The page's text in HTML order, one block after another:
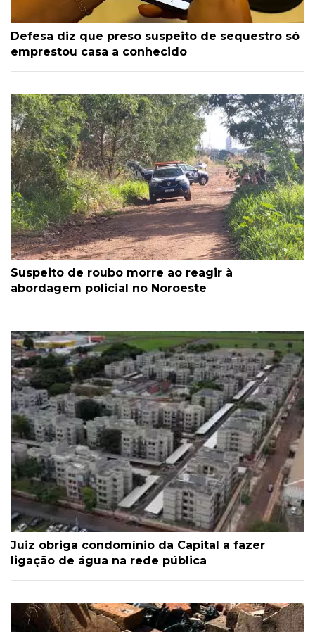
Defesa diz que preso suspeito de sequestro só
emprestou casa a conhecido
Suspeito de roubo morre ao reagir à
abordagem policial no Noroeste
Juiz obriga condomínio da Capital a fazer
ligação de água na rede pública